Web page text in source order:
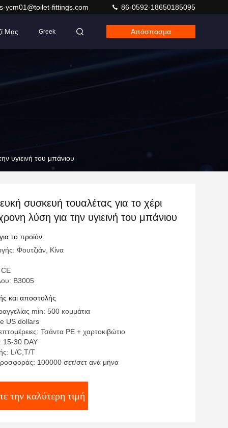
ycm01@toilet-fittings.com 86-0592-18650185095
Μας Greek Απόσπασμα
υγιεινή του μπάνιου
συσκευή τουαλέτας για το χέρι
λύση για την υγιεινή του μπάνιου
το προϊόν
Φουτζιάν, Κίνα
Β3005
και αποστολής
min: 500 κομμάτια
US dollars
Τσάντα PE + χαρτοκιβώτιο
15-30 DAY
L/C,T/T
100000 σετ/σετ ανά μήνα
την καλύτερη τιμή